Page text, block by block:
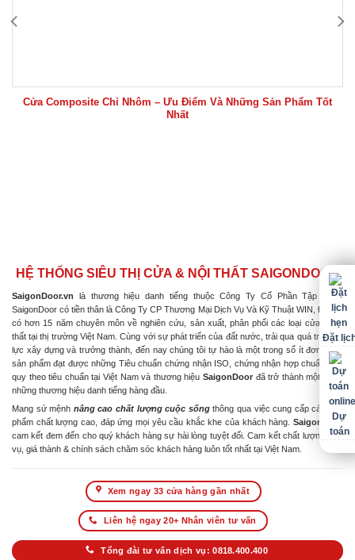
Cửa Composite Chỉ Nhôm – Ưu Điểm Và Những Sản Phẩm Tốt
Nhất
HỆ THỐNG SIÊU THỊ CỬA & NỘI THẤT SAIGONDOOR
SaigonDoor.vn là thương hiệu danh tiếng thuộc Công Ty Cổ Phần Tập Đoàn
SaigonDoor có tiền thân là Công Ty CP Thương Mại Dịch Vụ Và Kỹ Thuật WIN, Đơn vị
có hơn 15 năm chuyên môn về nghiên cứu, sản xuất, phân phối các loại cửa & nội
thất tại thị trường Việt Nam. Cùng với sự phát triển của đất nước, trải qua quá trình nỗ
lực xây dựng và trưởng thành, đến nay chúng tôi tự hào là một trong số ít đơn vị có
sản phẩm đạt được những Tiêu chuẩn chứng nhận ISO, chứng nhận hợp chuẩn hợp
quy theo tiêu chuẩn tại Việt Nam và thương hiệu SaigonDoor đã trở thành một trong
những thương hiệu danh tiếng hàng đầu.
Mang sứ mệnh nâng cao chất lượng cuộc sốngthông qua việc cung cấp các sản
phẩm chất lượng cao, đáp ứng mọi yêu cầu khắc khe của khách hàng. SaigonDoor
cam kết đem đến cho quý khách hàng sự hài lòng tuyệt đối. Cam kết chất lượng dịch
vụ, giá thành & chính sách chăm sóc khách hàng luôn tốt nhất tại Việt Nam.
Xem ngay 33 cửa hàng gần nhất
Liên hệ ngay 20+ Nhân viên tư vấn
Tổng đài tư vấn dịch vụ: 0818.400.400
Đặt
Dự
toán